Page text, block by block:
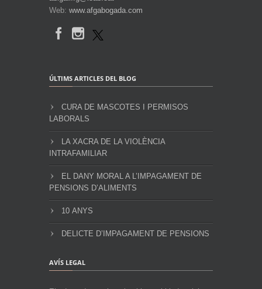
Web: www.afgabogada.com
ÚLTIMS ARTICLES DEL BLOG
CURA DE MASCOTES I PERMISOS
LABORALS
LA XACRA DE LA VIOLÈNCIA
INTRAFAMILIAR
EL DANY MORAL A L’IMPAGAMENT DE
PENSIONS D’ALIMENTS
10 ANYS
DELICTE D’IMPAGAMENT DE PENSIONS
AVÍS LEGAL